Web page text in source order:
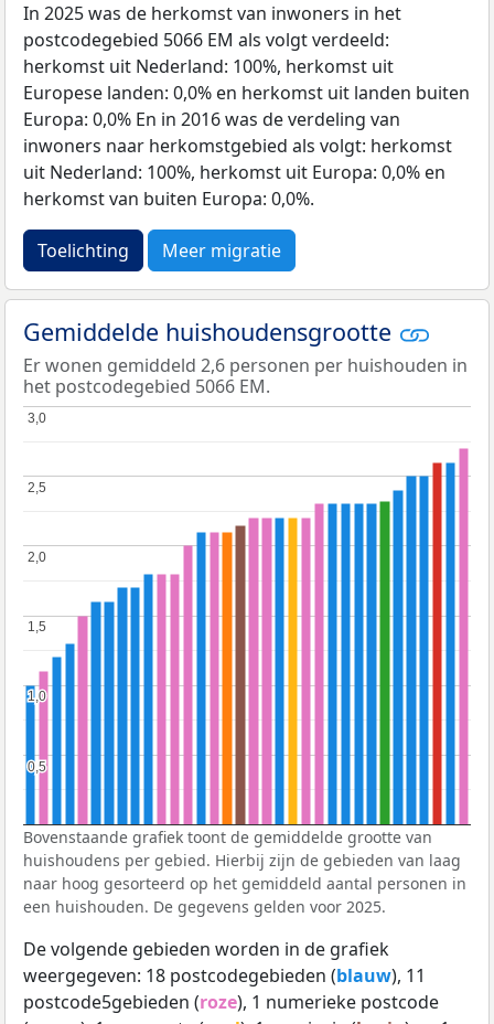
In 2025 was de herkomst van inwoners in het
postcodegebied 5066 EM als volgt verdeeld:
herkomst uit Nederland: 100%, herkomst uit
Europese landen: 0,0% en herkomst uit landen buiten
Europa: 0,0% En in 2016 was de verdeling van
inwoners naar herkomstgebied als volgt: herkomst
uit Nederland: 100%, herkomst uit Europa: 0,0% en
herkomst van buiten Europa: 0,0%.
Toelichting Meer migratie
Gemiddelde huishoudensgrootte
Er wonen gemiddeld 2,6 personen per huishouden in
het postcodegebied 5066 EM.
0,5
0,5
1,0
1,0
1,5
1,5
2,0
2,0
2,5
2,5
3,0
3,0
Bovenstaande grafiek toont de gemiddelde grootte van
huishoudens per gebied. Hierbij zijn de gebieden van laag
naar hoog gesorteerd op het gemiddeld aantal personen in
een huishouden. De gegevens gelden voor 2025.
De volgende gebieden worden in de grafiek
weergegeven: 18 postcodegebieden (blauw), 11
postcode5gebieden (roze), 1 numerieke postcode